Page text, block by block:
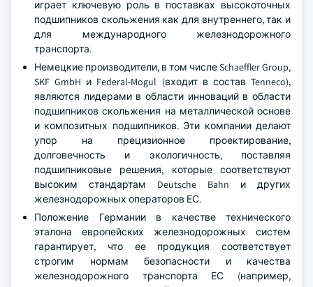
играет ключевую роль в поставках высокоточных
подшипников скольжения как для внутреннего, так и
для международного железнодорожного
транспорта.
Немецкие производители, в том числе Schaeffler Group,
SKF GmbH и Federal-Mogul (входит в состав Tenneco),
являются лидерами в области инноваций в области
подшипников скольжения на металлической основе
и композитных подшипников. Эти компании делают
упор на прецизионное проектирование,
долговечность и экологичность, поставляя
подшипниковые решения, которые соответствуют
высоким стандартам Deutsche Bahn и других
железнодорожных операторов ЕС.
Положение Германии в качестве технического
эталона европейских железнодорожных систем
гарантирует, что ее продукция соответствует
строгим нормам безопасности и качества
железнодорожного транспорта ЕС (например,